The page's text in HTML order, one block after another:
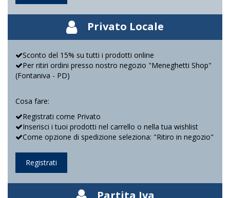
Privato Locale
Sconto del 15% su tutti i prodotti online
Per ritiri ordini presso nostro negozio "Meneghetti Shop"
(Fontaniva - PD)
Cosa fare:
Registrati come Privato
Inserisci i tuoi prodotti nel carrello o nella tua wishlist
Come opzione di spedizione seleziona: "Ritiro in negozio"
Registrati
Partita Iva